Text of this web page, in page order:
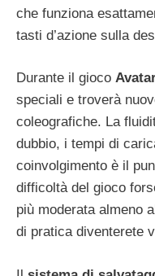
che funziona
tasti d’azione sulla
Durante il gioco
speciali e troverà
coleografiche. La
dubbio, i tempi di
coinvolgimento è il
difficoltà del gioco
più moderata almeno
di pratica diventerete